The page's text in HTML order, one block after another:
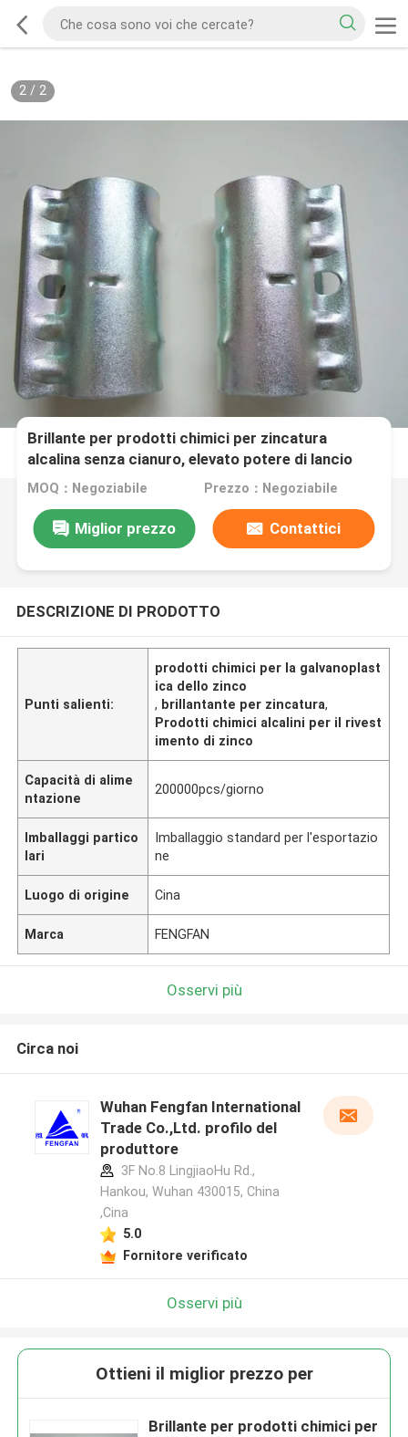
2/ 2
Brillante per prodotti chimici per zincatura
alcalina senza cianuro, elevato potere di lancio
ZN-265
MOQ：Negoziabile Prezzo：Negoziabile
Miglior prezzo Contattici
DESCRIZIONE DI PRODOTTO
Punti salienti:
prodotti chimici per la galvanoplast
ica dello zinco
, brillantante per zincatura,
Prodotti chimici alcalini per il rivest
imento di zinco
Capacità di alime
ntazione
200000pcs/giorno
Imballaggi partico
lari
Imballaggio standard per l'esportazio
ne
Luogo di origine Cina
Marca FENGFAN
Osservi più
Circa noi
Wuhan Fengfan International
Trade Co.,Ltd. profilo del
produttore
3F No.8 LingjiaoHu Rd.,
Hankou, Wuhan 430015, China
,Cina
5.0
Fornitore verificato
Osservi più
Ottieni il miglior prezzo per
Brillante per prodotti chimici per